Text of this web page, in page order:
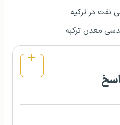
نفت در ترکیه
معدن ترکیه